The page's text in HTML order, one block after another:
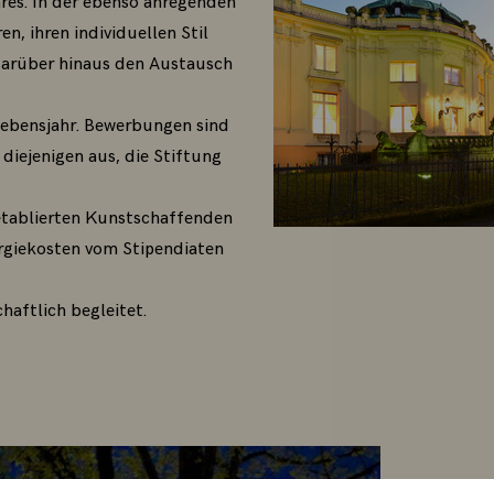
ihren individuellen Stil
hinaus den Austausch
Bewerbungen sind
aus, die Stiftung
Kunstschaffenden
vom Stipendiaten
begleitet.